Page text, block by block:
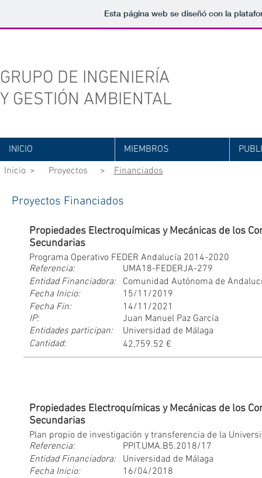
Esta página web se diseñó con la
GRUPO DE INGENIERÍA
Y GESTIÓN AMBIENTAL
INICIO MIEMBROS
Inicio > Proyectos > Financiados
Proyectos Financiados
Propiedades Electroquímicas y Mecánicas de los
Secundarias
Programa Operativo FEDER Andalucía 2014-2020
Referencia:
Fecha Fin:
IP:
Entidad Financiadora:
Entidades participan:
Cantidad:
Fecha Inicio:
UMA18-FEDERJA-279
14/11/2021
Juan Manuel Paz García
Universidad de Málaga
42,759.52 €
Comunidad Autónoma de
15/11/2019
Propiedades Electroquímicas y Mecánicas de los
Secundarias
Plan propio de investigación y transferencia de la
Referencia:
Entidad Financiadora:
Fecha Inicio:
PPIT.UMA.B5.2018/17
Universidad de Málaga
16/04/2018